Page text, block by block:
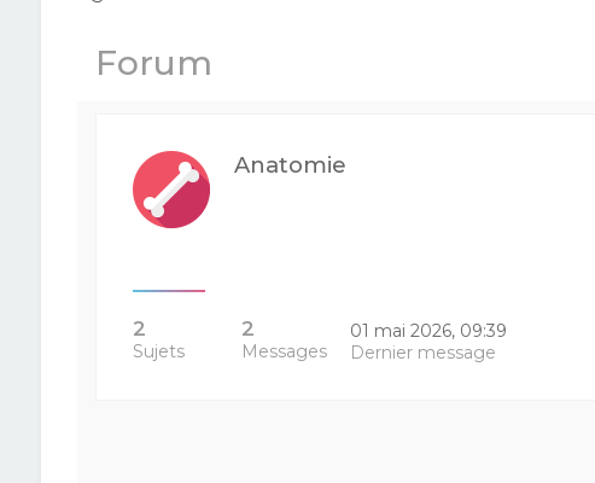
Forum
Anatomie
2
Sujets
2
Messages
01 mai 2026, 09:39
Dernier message